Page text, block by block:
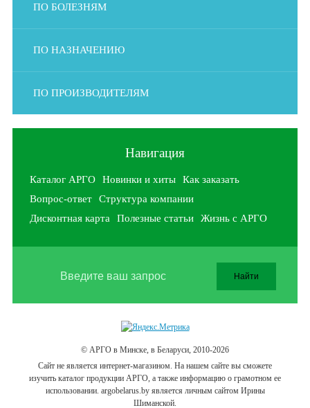
ПО БОЛЕЗНЯМ
ПО НАЗНАЧЕНИЮ
ПО ПРОИЗВОДИТЕЛЯМ
Навигация
Каталог АРГО Новинки и хиты
Как заказать
Вопрос-ответ
Структура компании
Дисконтная карта
Полезные статьи Жизнь с АРГО
© АРГО в Минске, в Беларуси, 2010-2026
Cайт не является интернет-магазином. На нашем сайте вы сможете
изучить каталог продукции АРГО, а также информацию о грамотном ее
использовании. argobelarus.by является личным сайтом Ирины
Шиманской.